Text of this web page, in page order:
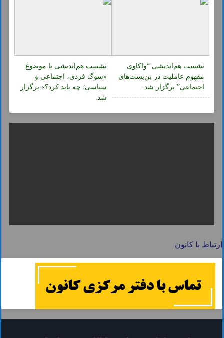
نشست هم‌اندیشی “واکاوی
مفهوم عاملیت در بن‌بست‌های
اجتماعی” برگزار شد.
نشست هم‌اندیشی با موضوع
«سوگ فردی، اجتماعی و
سیاسی؛ چه باید کرد؟» برگزار
شد.
ارتباط با کانون